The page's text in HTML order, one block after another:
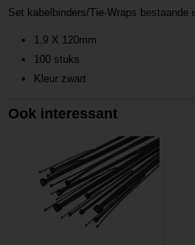
Productcode leverancier
Set kabelbinders/Tie-Wraps bestaande
1.9 X 120mm
100 stuks
Kleur zwart
Ook interessant